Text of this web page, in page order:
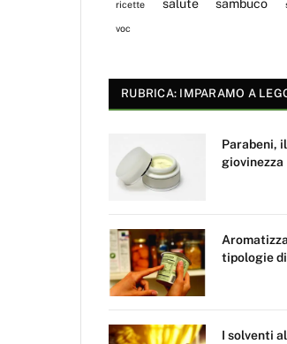
ricette salute sambuco
voc
RUBRICA: IMPARAMO A
Parabeni,
giovinezza
tipologie
I solventi